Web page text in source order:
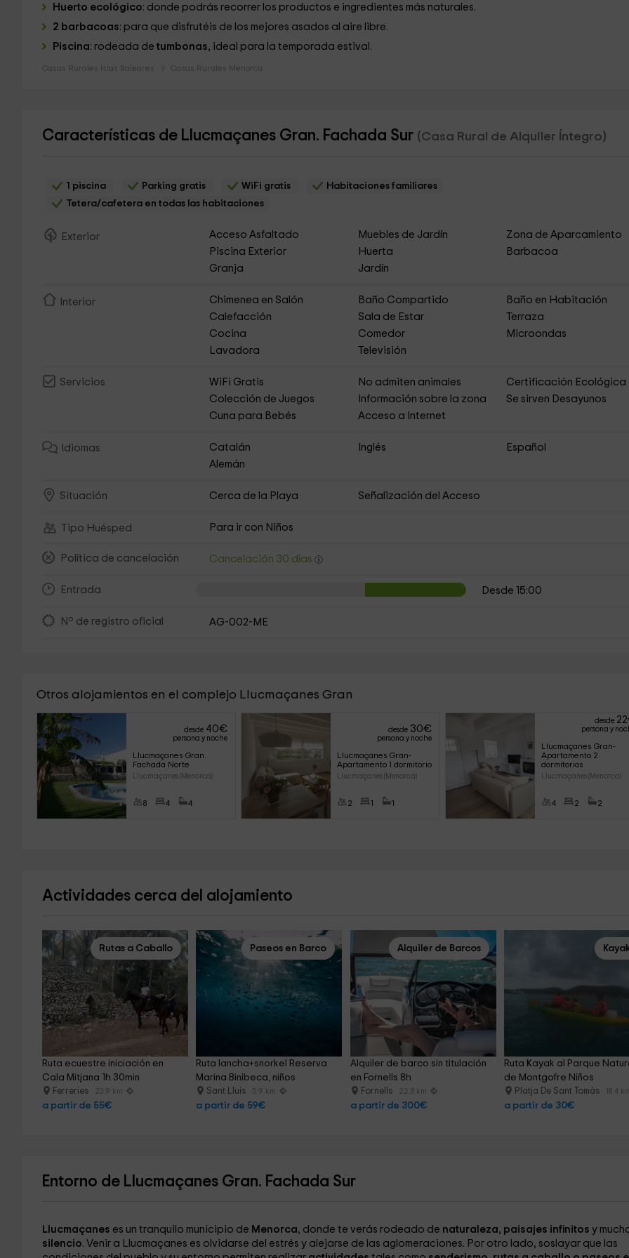
Huerto ecológico: donde podrás recorrer los productos e ingredientes más naturales.
2 barbacoas: para que disfrutéis de los mejores asados al aire libre.
Piscina: rodeada de tumbonas, ideal para la temporada estival.
Casas Rurales Islas Baleares Casas Rurales Menorca
Características de Llucmaçanes Gran. Fachada Sur (Casa Rural de Alquiler Íntegro)
1 piscina Parking gratis WiFi gratis
Habitaciones familiares
Tetera/cafetera en todas las habitaciones
Exterior Acceso Asfaltado Muebles de Jardín
Zona de Aparcamiento
Piscina Exterior
Huerta
Barbacoa
Granja
Jardín
Interior Chimenea en Salón Baño Compartido
Baño en Habitación
Calefacción
Sala de Estar
Terraza
Cocina
Comedor
Microondas
Lavadora
Televisión
Servicios WiFi Gratis No admiten animales
Certificación Ecológica
Colección de Juegos
Información sobre la zona
Se sirven Desayunos
Cuna para Bebés
Acceso a Internet
Idiomas Catalán Inglés
Español
Alemán
Situación Cerca de la Playa Señalización del Acceso
Tipo Huésped Para ir con Niños
Política de cancelación Cancelación 30 días
Entrada Desde 15:00
Nº de registro oficial AG-002-ME
Otros alojamientos en el complejo Llucmaçanes Gran
desde 40€
persona y noche
Llucmaçanes Gran.
Fachada Norte
Llucmaçanes (Menorca)
8 4 4
desde 30€
persona y noche
Llucmaçanes Gran-
Apartamento 1 dormitorio
Llucmaçanes (Menorca)
2 1 1
desde 22
persona y
Llucmaçanes Gran-
Apartamento 2
dormitorios
Llucmaçanes (Menorca)
4 2 2
Actividades cerca del alojamiento
Rutas a Caballo
Ruta ecuestre iniciación en
Cala Mitjana 1h 30min
Ferreries 23.9 km
a partir de 55€
Paseos en Barco
Ruta lancha+snorkel Reserva
Marina Binibeca, niños
Sant Lluís 5.9 km
a partir de 59€
Alquiler de Barcos
Alquiler de barco sin titulación
en Fornells 8h
Fornells 22.8 km
a partir de 300€
Ruta Kayak al Parque
de Montgofre Niños
Platja De Sant Tomàs 18.4
a partir de 30€
Entorno de Llucmaçanes Gran. Fachada Sur
Llucmaçanes es un tranquilo municipio de Menorca, donde te verás rodeado de naturaleza, paisajes infinitos y
silencio. Venir a Llucmaçanes es olvidarse del estrés y alejarse de las aglomeraciones. Por otro lado, soslayar que las